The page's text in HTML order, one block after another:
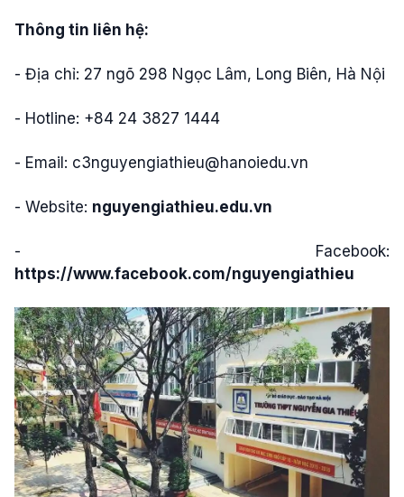
Thông tin liên hệ:
- Địa chỉ: 27 ngõ 298 Ngọc Lâm, Long Biên, Hà Nội
- Hotline: +84 24 3827 1444
- Email: c3nguyengiathieu@hanoiedu.vn
- Website: nguyengiathieu.edu.vn
- Facebook:
https://www.facebook.com/nguyengiathieu